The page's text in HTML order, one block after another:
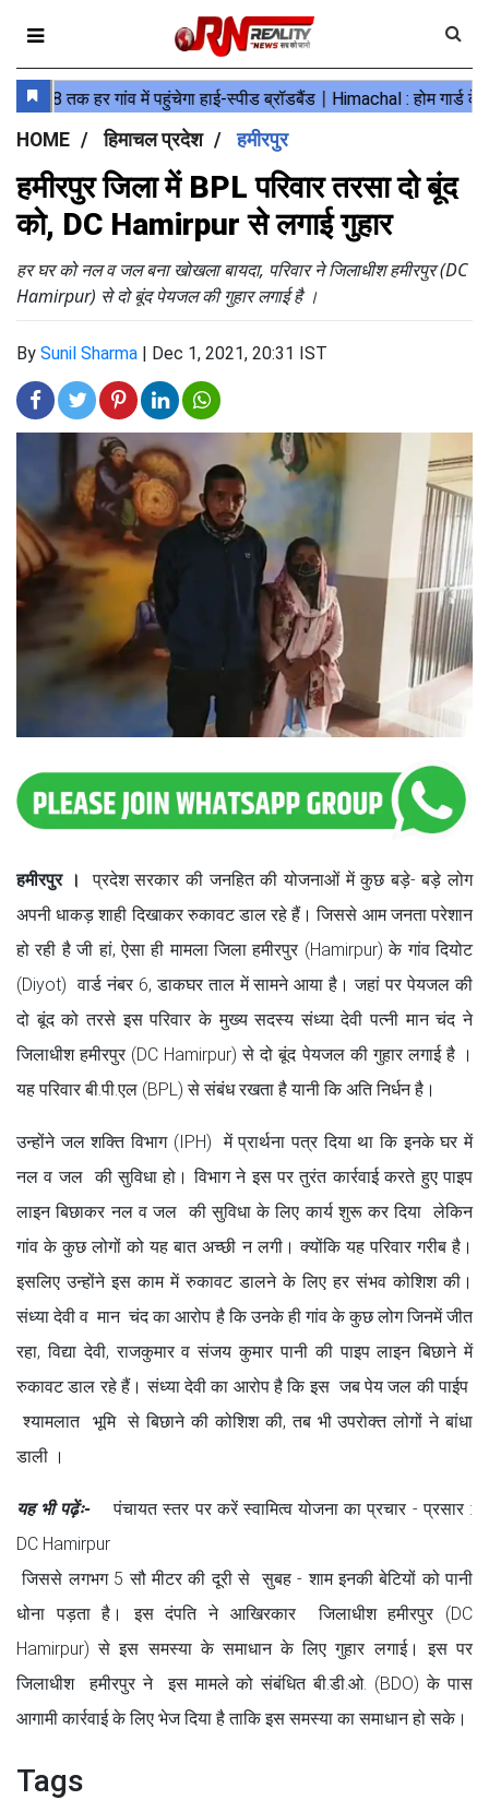
HOME हिमाचल प्रदेश हमीरपुर
हमीरपुर जिला में BPL परिवार तरसा दो बूंद
को, DC Hamirpur से लगाई गुहार
हर घर को नल व जल बना खोखला बायदा, परिवार ने जिलाधीश हमीरपुर (DC
Hamirpur) से दो बूंद पेयजल की गुहार लगाई है ।
By Sunil Sharma | Dec 1, 2021, 20:31 IST
हमीरपुर ।
प्रदेश सरकार की जनहित की योजनाओं में कुछ बड़े- बड़े लोग
अपनी धाकड़ शाही दिखाकर रुकावट डाल रहे हैं। जिससे आम जनता परेशान
हो रही है जी हां, ऐसा ही मामला जिला हमीरपुर (Hamirpur) के गांव दियोट
(Diyot) वार्ड नंबर 6, डाकघर ताल में सामने आया है। जहां पर पेयजल की
दो बूंद को तरसे इस परिवार के मुख्य सदस्य संध्या देवी पत्नी मान चंद ने
जिलाधीश हमीरपुर (DC Hamirpur) से दो बूंद पेयजल की गुहार लगाई है ।
यह परिवार बी.पी.एल (BPL) से संबंध रखता है यानी कि अति निर्धन है।
उन्होंने जल शक्ति विभाग (IPH) में प्रार्थना पत्र दिया था कि इनके घर में
नल व जल की सुविधा हो। विभाग ने इस पर तुरंत कार्रवाई करते हुए पाइप
लाइन बिछाकर नल व जल की सुविधा के लिए कार्य शुरू कर दिया लेकिन
गांव के कुछ लोगों को यह बात अच्छी न लगी। क्योंकि यह परिवार गरीब है।
इसलिए उन्होंने इस काम में रुकावट डालने के लिए हर संभव कोशिश की।
संध्या देवी व मान चंद का आरोप है कि उनके ही गांव के कुछ लोग जिनमें जीत
रहा, विद्या देवी, राजकुमार व संजय कुमार पानी की पाइप लाइन बिछाने में
रुकावट डाल रहे हैं। संध्या देवी का आरोप है कि इस जब पेय जल की पाईप
श्यामलात भूमि से बिछाने की कोशिश की, तब भी उपरोक्त लोगों ने बांधा
डाली ।
यह भी पढ़ेंः-पंचायत स्तर पर करें स्वामित्व योजना का प्रचार - प्रसार :
DC Hamirpur
जिससे लगभग 5 सौ मीटर की दूरी से सुबह - शाम इनकी बेटियों को पानी
धोना पड़ता है। इस दंपति ने आखिरकार जिलाधीश हमीरपुर (DC
Hamirpur) से इस समस्या के समाधान के लिए गुहार लगाई। इस पर
जिलाधीश हमीरपुर ने इस मामले को संबंधित बी.डी.ओ. (BDO) के पास
आगामी कार्रवाई के लिए भेज दिया है ताकि इस समस्या का समाधान हो सके।
Tags